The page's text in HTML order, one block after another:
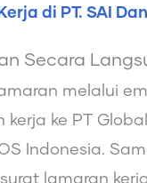
di PT. SAI
Secara
melalui
kerja ke PT
Indonesia.
lamaran